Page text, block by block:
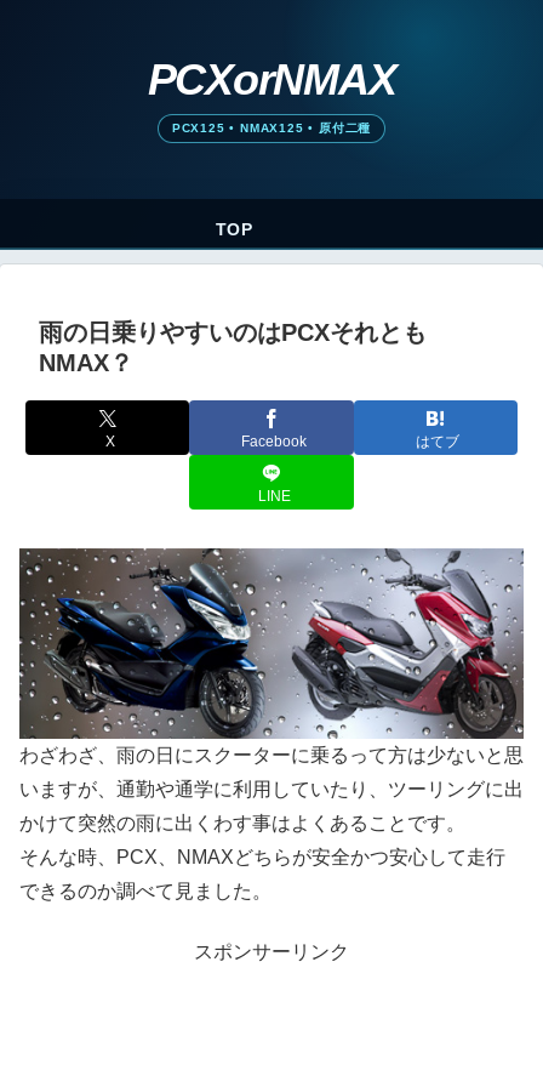
TOP
雨の日乗りやすいのはPCXそれとも
NMAX？
X Facebook はてブ
LINE
わざわざ、雨の日にスクーターに乗るって方は少ないと思
いますが、通勤や通学に利用していたり、ツーリングに出
かけて突然の雨に出くわす事はよくあることです。
そんな時、PCX、NMAXどちらが安全かつ安心して走行
できるのか調べて見ました。
スポンサーリンク